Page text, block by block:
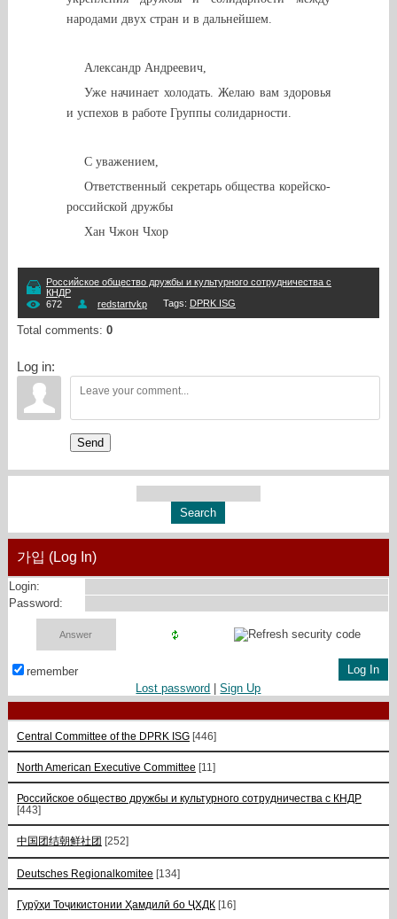
народами двух стран и в дальнейшем.
Александр Андреевич,
Уже начинает холодать. Желаю вам здоровья
и успехов в работе Группы солидарности.
С уважением,
Ответственный секретарь общества корейско-
российской дружбы
Хан Чжон Чхор
Российское общество дружбы и культурного сотрудничества с
КНДР
672
redstartvkp Tags: DPRK ISG
Total comments: 0
Log in:
Send
가입 (Log In)
Login:
Password:
remember
Lost password |Sign Up
Central Committee of the DPRK ISG [446]
North American Executive Committee [11]
Российское общество дружбы и культурного сотрудничества с КНДР
[443]
中国团结朝鲜社团 [252]
Deutsches Regionalkomitee [134]
Гурӯҳи Тоҷикистонии Ҳамдилӣ бо ҶХДК [16]